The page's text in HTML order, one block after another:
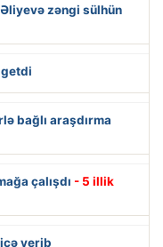
zəngi sülhün
bağlı araşdırma
çalışdı - 5 illik
verib